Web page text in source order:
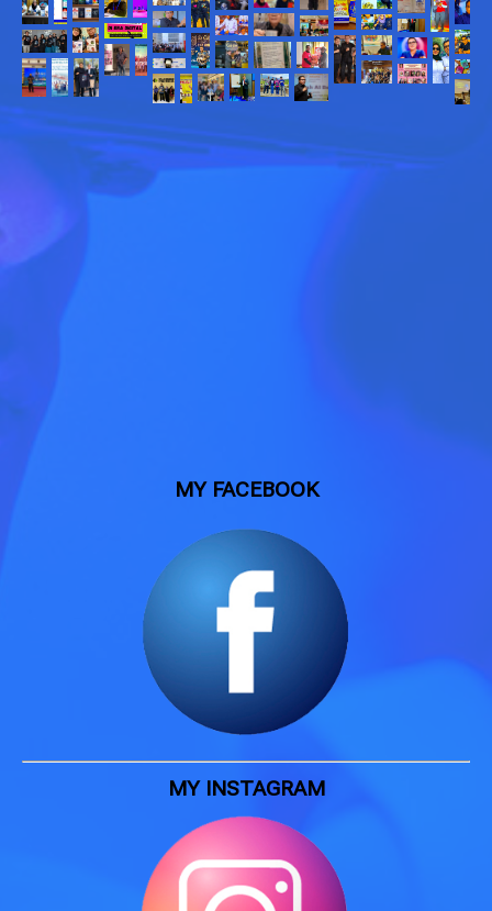
MY FACEBOOK
MY INSTAGRAM